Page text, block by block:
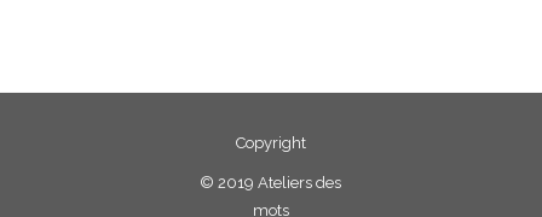
Copyright
© 2019 Ateliers des
mots